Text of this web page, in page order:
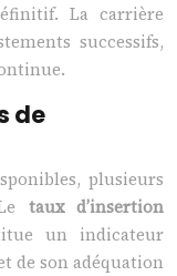
La carrière
successifs,
de
plusieurs
taux d’insertion
un indicateur
de son adéquation